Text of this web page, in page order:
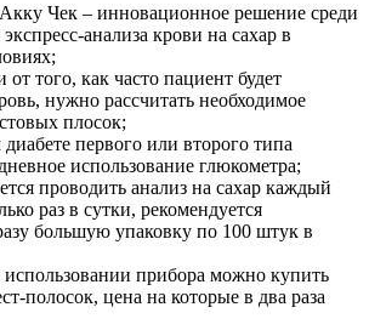
Чек – инновационное решение среди
анализа крови на сахар в
от того, как часто пациент будет
нужно рассчитать необходимое
плосок;
первого или второго типа
использование глюкометра;
проводить анализ на сахар каждый
раз в сутки, рекомендуется
большую упаковку по 100 штук в
прибора можно купить
полосок, цена на которые в два раза